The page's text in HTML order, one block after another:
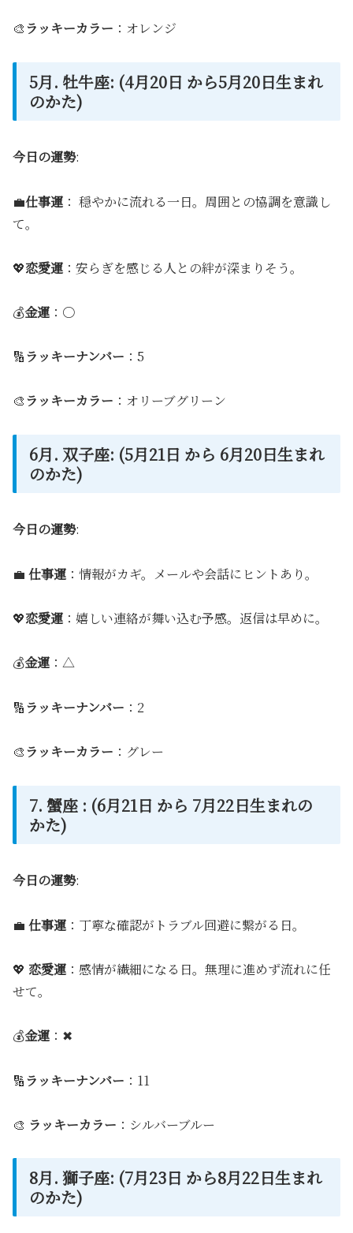
🎨 ラッキーカラー ：オレンジ
5月. 牡牛座: (4月20日 から5月20日生まれ
のかた)
今日の運勢:
💼仕事運 ： 穏やかに流れる一日。周囲との協調を意識し
て。
💖恋愛運 ：安らぎを感じる人との絆が深まりそう。
💰金運 ：〇
🔢 ラッキーナンバー ：5
🎨 ラッキーカラー ：オリーブグリーン
6月. 双子座: (5月21日 から 6月20日生まれ
のかた)
今日の運勢:
💼 仕事運 ：情報がカギ。メールや会話にヒントあり。
💖恋愛運 ：嬉しい連絡が舞い込む予感。返信は早めに。
💰金運 ：△
🔢 ラッキーナンバー ：2
🎨 ラッキーカラー ：グレー
7. 蟹座 : (6月21日 から 7月22日生まれの
かた)
今日の運勢:
💼 仕事運 ：丁寧な確認がトラブル回避に繋がる日。
💖 恋愛運 ：感情が繊細になる日。無理に進めず流れに任
せて。
💰金運 ：✖
🔢 ラッキーナンバー ：11
🎨 ラッキーカラー ：シルバーブルー
8月. 獅子座: (7月23日 から8月22日生まれ
のかた)